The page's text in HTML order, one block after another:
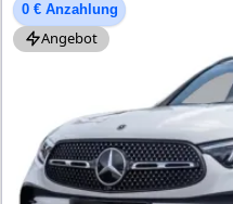
0 € Anzahlung
Angebot